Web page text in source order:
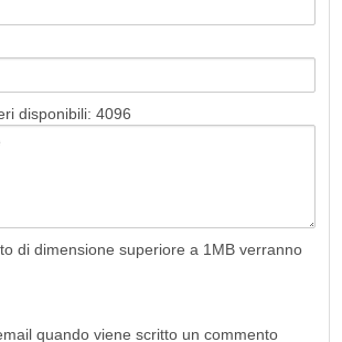
disponibili: 4096
di dimensione superiore a 1MB verranno
quando viene scritto un commento